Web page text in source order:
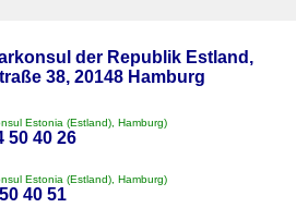
der Republik Estland,
38, 20148 Hamburg
Estonia (Estland), Hamburg)
50 40 26
Estonia (Estland), Hamburg)
40 51